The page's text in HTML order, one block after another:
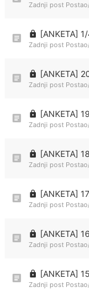
Zadnji post
[ANKETA]
Zadnji post
[ANKETA]
Zadnji post
[ANKETA]
Zadnji post
[ANKETA]
Zadnji post
[ANKETA]
Zadnji post
[ANKETA]
Zadnji post
[ANKETA]
Zadnji post